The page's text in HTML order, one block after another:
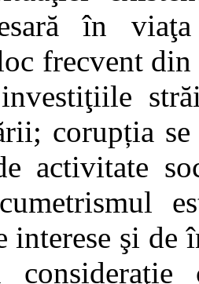
în
frecvent
corupția
activitate
interese şi de